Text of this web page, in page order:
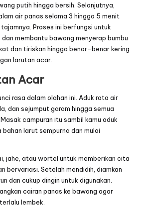
putih hingga bersih. Selanjutnya,
air panas selama 3 hingga 5 menit
Proses ini berfungsi untuk
membantu bawang menyerap bumbu
dan tiriskan hingga benar-benar kering
larutan acar.
Acar
rasa dalam olahan ini. Aduk rata air
dan sejumput garam hingga semua
campuran itu sambil kamu aduk
bahan larut sempurna dan mulai
jahe, atau wortel untuk memberikan cita
bervariasi. Setelah mendidih, diamkan
dan cukup dingin untuk digunakan.
cairan panas ke bawang agar
lembek.